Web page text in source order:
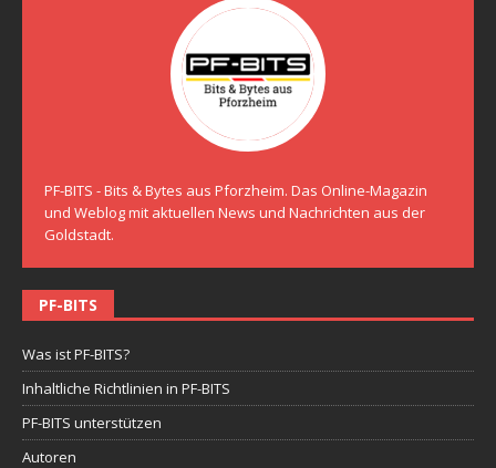
PF-BITS - Bits & Bytes aus Pforzheim. Das Online-Magazin
und Weblog mit aktuellen News und Nachrichten aus der
Goldstadt.
PF-BITS
Was ist PF-BITS?
Inhaltliche Richtlinien in PF-BITS
PF-BITS unterstützen
Autoren